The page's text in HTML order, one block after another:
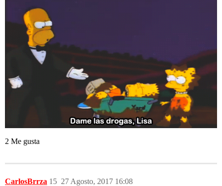
2 Me gusta
CarlosBrrza 27 Agosto, 2017 16:08
15